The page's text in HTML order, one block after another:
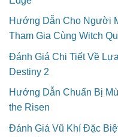
Hướng Dẫn Cho Người
Tham Gia Cùng Witch
Đánh Giá Chi Tiết Về
Destiny 2
Hướng Dẫn Chuẩn Bị
the Risen
Đánh Giá Vũ Khí Đặc